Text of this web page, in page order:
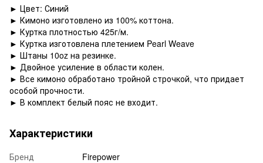
► Цвет: Синий
► Кимоно изготовлено из 100% коттона.
► Куртка плотностью 425г/м.
► Куртка изготовлена плетением Pearl Weave
► Штаны 10oz на резинке.
► Двойное усиление в области колен.
► Все кимоно обработано тройной строчкой, что придает
особой прочности.
► В комплект белый пояс не входит.
Характеристики
Бренд
Firepower